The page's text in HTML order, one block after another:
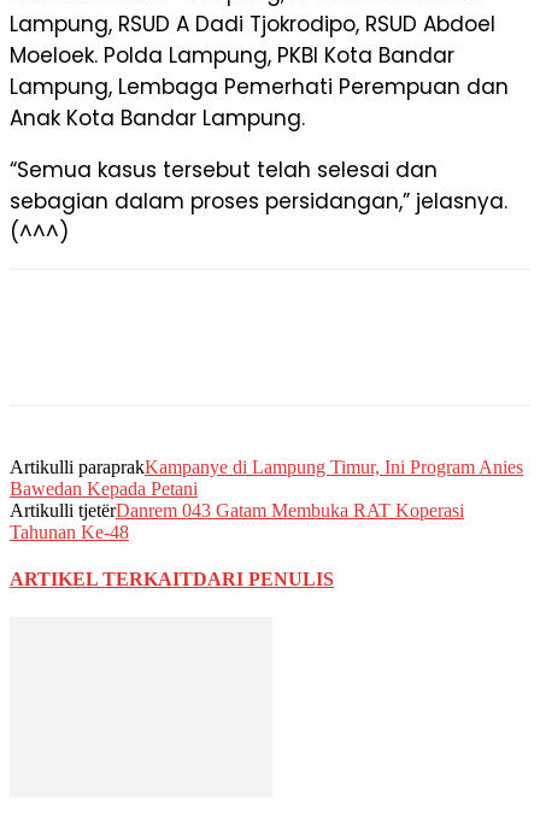
Lampung, RSUD A Dadi Tjokrodipo, RSUD Abdoel
Moeloek. Polda Lampung, PKBI Kota Bandar
Lampung, Lembaga Pemerhati Perempuan dan
Anak Kota Bandar Lampung.
“Semua kasus tersebut telah selesai dan
sebagian dalam proses persidangan,” jelasnya.
(^^^)
Artikulli paraprakKampanye di Lampung Timur, Ini Program Anies
Bawedan Kepada Petani
Artikulli tjetërDanrem 043 Gatam Membuka RAT Koperasi
Tahunan Ke-48
ARTIKEL TERKAITDARI PENULIS